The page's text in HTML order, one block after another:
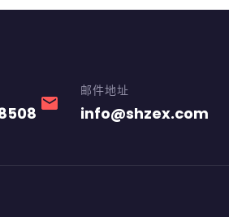
email
邮件地址
info@shzex.com